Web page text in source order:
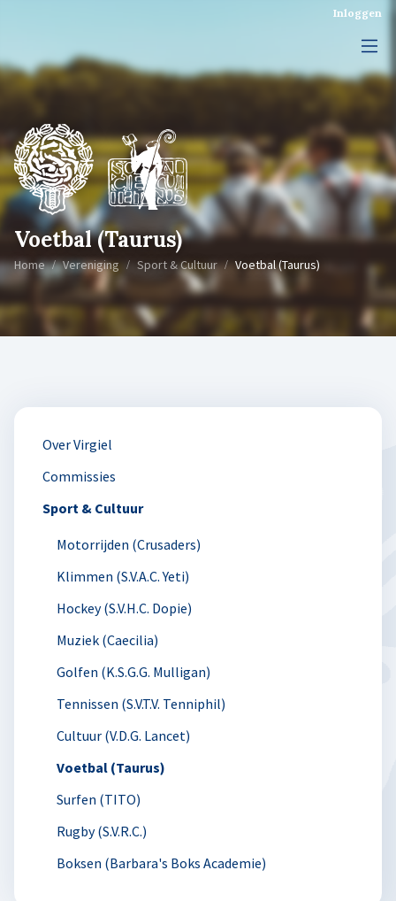
Inloggen
Voetbal (Taurus)
Home Vereniging Sport & Cultuur Voetbal (Taurus)
Over Virgiel
Commissies
Sport & Cultuur
Motorrijden (Crusaders)
Klimmen (S.V.A.C. Yeti)
Hockey (S.V.H.C. Dopie)
Muziek (Caecilia)
Golfen (K.S.G.G. Mulligan)
Tennissen (S.V.T.V. Tenniphil)
Cultuur (V.D.G. Lancet)
Voetbal (Taurus)
Surfen (TITO)
Rugby (S.V.R.C.)
Boksen (Barbara's Boks Academie)